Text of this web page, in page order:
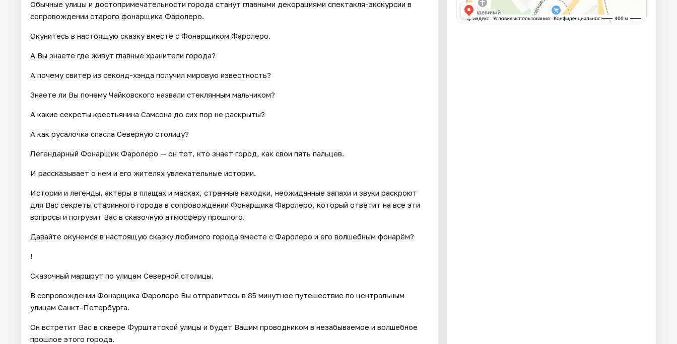
Обычные улицы и достопримечательности города станут главными декорациями спектакля-экскурсии в
сопровождении старого фонарщика Фаролеро.
Окунитесь в настоящую сказку вместе с Фонарщиком Фаролеро.
А Вы знаете где живут главные хранители города?
А почему свитер из секонд-хэнда получил мировую известность?
Знаете ли Вы почему Чайковского назвали стеклянным мальчиком?
А какие секреты крестьянина Самсона до сих пор не раскрыты?
А как русалочка спасла Северную столицу?
Легендарный Фонарщик Фаролеро — он тот, кто знает город, как свои пять пальцев.
И рассказывает о нем и его жителях увлекательные истории.
Истории и легенды, актёры в плащах и масках, странные находки, неожиданные запахи и звуки раскроют
для Вас секреты старинного города в сопровождении Фонарщика Фаролеро, который ответит на все эти
вопросы и погрузит Вас в сказочную атмосферу прошлого.
Давайте окунемся в настоящую сказку любимого города вместе с Фаролеро и его волшебным фонарём?
!
Сказочный маршрут по улицам Северной столицы.
В сопровождении Фонарщика Фаролеро Вы отправитесь в 85 минутное путешествие по центральным
улицам Санкт-Петербурга.
Он встретит Вас в сквере Фурштатской улицы и будет Вашим проводником в незабываемое и волшебное
прошлое этого города.